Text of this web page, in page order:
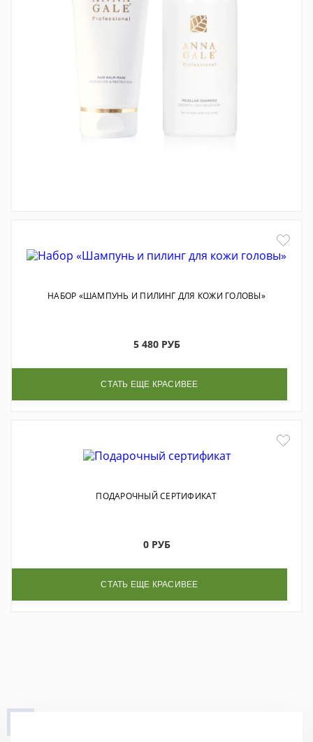
4 480 РУБ
НАБОР «ШАМПУНЬ И ПИЛИНГ ДЛЯ КОЖИ ГОЛОВЫ»
5 480 РУБ
СТАТЬ ЕЩЕ КРАСИВЕЕ
ПОДАРОЧНЫЙ СЕРТИФИКАТ
0 РУБ
СТАТЬ ЕЩЕ КРАСИВЕЕ